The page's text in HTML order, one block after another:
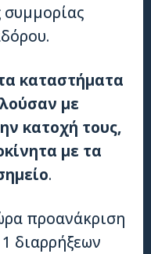
καταστήματα
με
κατοχή τους,
με τα
.
προανάκριση
διαρρήξεων